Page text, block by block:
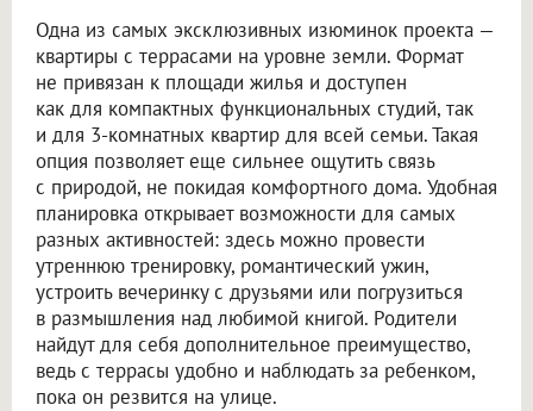
Одна из самых эксклюзивных изюминок проекта —
квартиры с террасами на уровне земли. Формат
не привязан к площади жилья и доступен
как для компактных функциональных студий, так
и для 3-комнатных квартир для всей семьи. Такая
опция позволяет еще сильнее ощутить связь
с природой, не покидая комфортного дома. Удобная
планировка открывает возможности для самых
разных активностей: здесь можно провести
утреннюю тренировку, романтический ужин,
устроить вечеринку с друзьями или погрузиться
в размышления над любимой книгой. Родители
найдут для себя дополнительное преимущество,
ведь с террасы удобно и наблюдать за ребенком,
пока он резвится на улице.